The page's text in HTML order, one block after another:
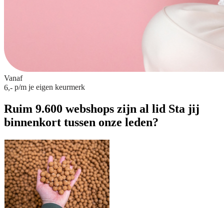
Vanaf
6,- p/m je eigen keurmerk
Ruim 9.600 webshops zijn al lid Sta jij
binnenkort tussen onze leden?